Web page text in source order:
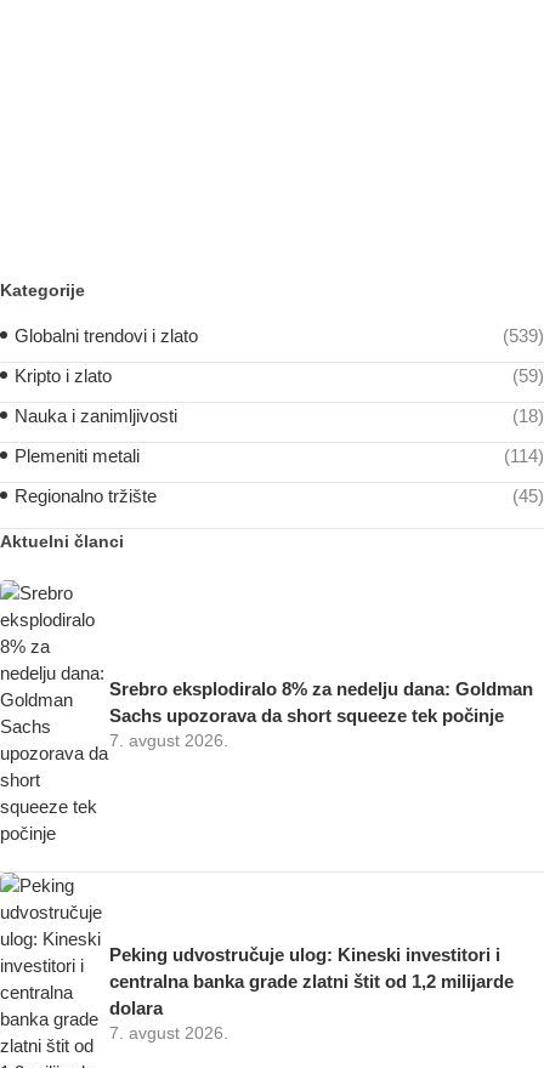
Kategorije
Globalni trendovi i zlato
(539)
Kripto i zlato
(59)
Nauka i zanimljivosti
(18)
Plemeniti metali
(114)
Regionalno tržište
(45)
Aktuelni članci
Srebro eksplodiralo 8% za nedelju dana: Goldman
Sachs upozorava da short squeeze tek počinje
7. avgust 2026.
Peking udvostručuje ulog: Kineski investitori i
centralna banka grade zlatni štit od 1,2 milijarde
dolara
7. avgust 2026.